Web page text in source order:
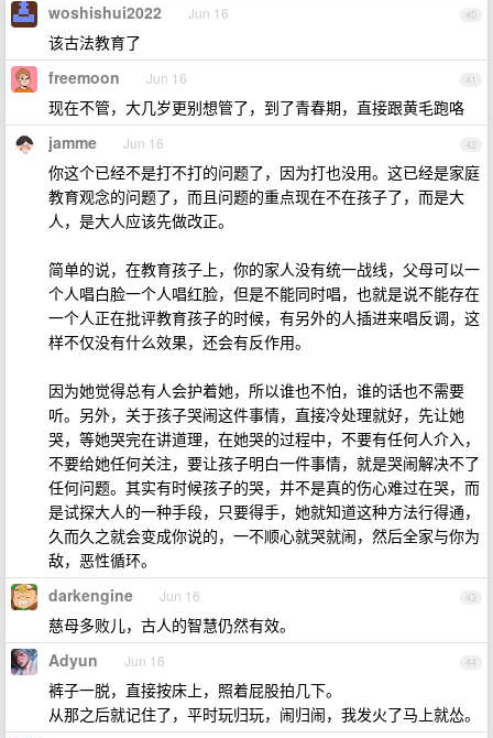
40
woshishui2022 Jun 16
该古法教育了
41
freemoon Jun 16
现在不管，大几岁更别想管了，到了青春期，直接跟黄毛跑咯
42
jamme Jun 16
你这个已经不是打不打的问题了，因为打也没用。这已经是家庭
教育观念的问题了，而且问题的重点现在不在孩子了，而是大
人，是大人应该先做改正。
简单的说，在教育孩子上，你的家人没有统一战线，父母可以一
个人唱白脸一个人唱红脸，但是不能同时唱，也就是说不能存在
一个人正在批评教育孩子的时候，有另外的人插进来唱反调，这
样不仅没有什么效果，还会有反作用。
因为她觉得总有人会护着她，所以谁也不怕，谁的话也不需要
听。另外，关于孩子哭闹这件事情，直接冷处理就好，先让她
哭，等她哭完在讲道理，在她哭的过程中，不要有任何人介入，
不要给她任何关注，要让孩子明白一件事情，就是哭闹解决不了
任何问题。其实有时候孩子的哭，并不是真的伤心难过在哭，而
是试探大人的一种手段，只要得手，她就知道这种方法行得通，
久而久之就会变成你说的，一不顺心就哭就闹，然后全家与你为
敌，恶性循环。
43
darkengine Jun 16
慈母多败儿，古人的智慧仍然有效。
44
Adyun Jun 16
裤子一脱，直接按床上，照着屁股拍几下。
从那之后就记住了，平时玩归玩，闹归闹，我发火了马上就怂。